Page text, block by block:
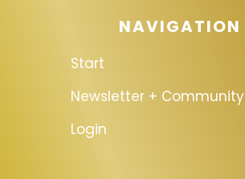
NAVIGATION
Start
Newsletter + Community
Login